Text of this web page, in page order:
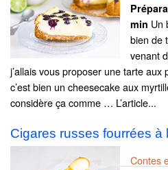
min Un
bien de
venant
j’allais vous proposer une tarte aux
c’est bien un cheesecake aux
considère ça comme … L’article...
Cigares russes fourrées à
Contes